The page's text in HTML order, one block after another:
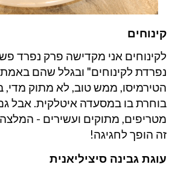
קינוחים
לקינוחים אני מקדישה פרק נפרד
נפרדת לקינוחים" ובגלל שהם
הטירמיסו, ממש טוב, לא מתוק מדי,
בוחרת בו במסעדה איטלקית. אבל גם
מטריפים, מתוקים ועשירים -
זה הופך לחגיגה!
עוגת גבינה סיציליאנית